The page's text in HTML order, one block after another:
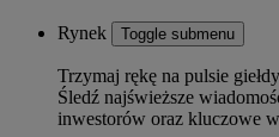
Rynek Toggle submenu
Trzymaj rękę na pulsie
Śledź najświeższe
inwestorów oraz kluczowe